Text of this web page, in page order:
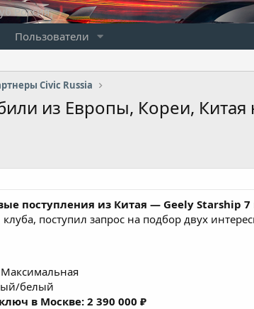
Пользователи
Civic Russia
из Европы, Кореи,
поступления из Китая — Geely Starship 7
поступил запрос на подбор двух
Максимальная
белый
в Москве:2 390 000 ₽